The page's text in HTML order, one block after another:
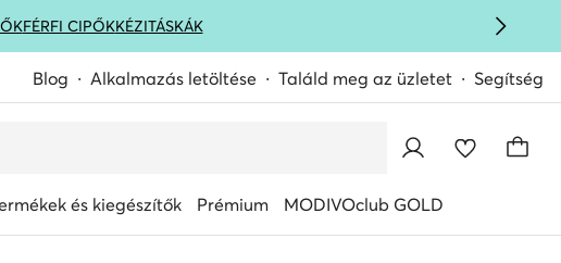
FÉRFI CIPŐKKÉZITÁSKÁK
Blog Alkalmazás letöltése Találd meg az üzletet Segítség
és kiegészítők Prémium MODIVOclub GOLD